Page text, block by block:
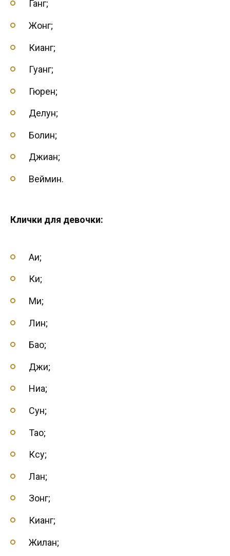
Ганг;
Жонг;
Кианг;
Гуанг;
Гюрен;
Делун;
Болин;
Джиан;
Веймин.
Клички для девочки:
Аи;
Ки;
Ми;
Лин;
Бао;
Джи;
Ниа;
Сун;
Тао;
Ксу;
Лан;
Зонг;
Кианг;
Жилан;